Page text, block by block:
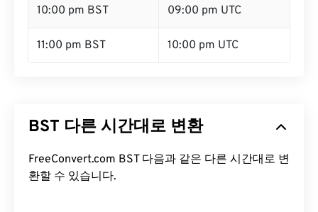
10:00 pm BST 09:00 pm UTC
11:00 pm BST 10:00 pm UTC
BST 다른 시간대로 변환
FreeConvert.com BST 다음과 같은 다른 시간대로 변
환할 수 있습니다.